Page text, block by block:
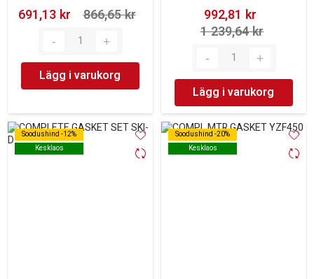
691,13 kr‎
866,65 kr‎
Lägg i varukorg
992,81 kr‎
1 239,64 kr‎
Lägg i varukorg
Soodushind -12%
Kesklaos
Soodushind -12%
Kesklaos
Soodushind -20%
Kesklaos
Soodushind -20%
Kesklaos